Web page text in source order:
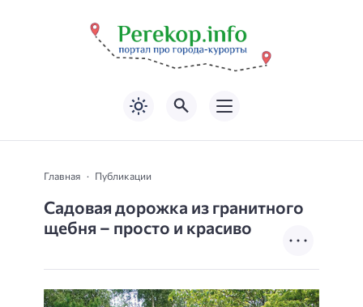
Главная Публикации
Садовая дорожка из гранитного
щебня – просто и красиво